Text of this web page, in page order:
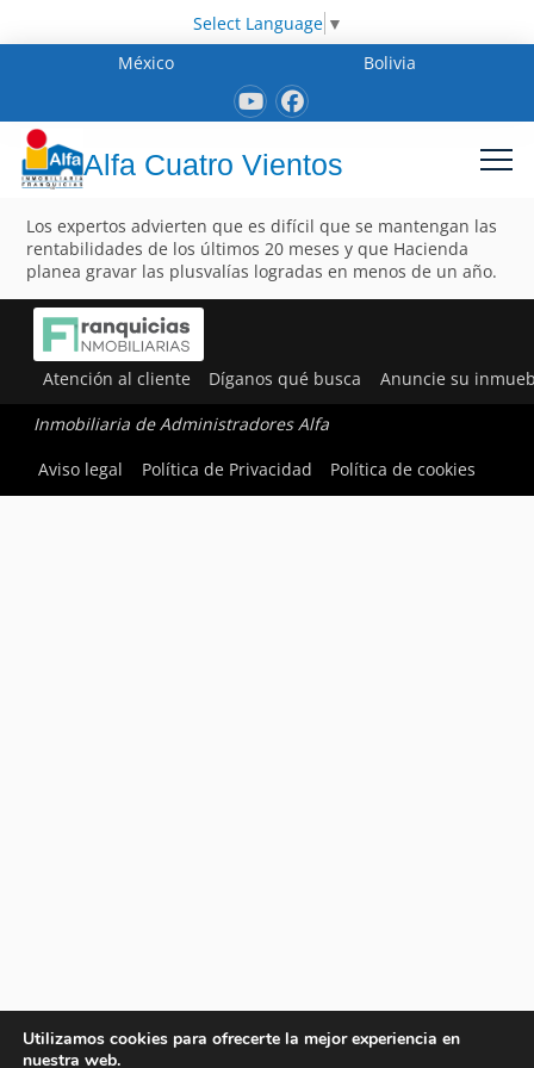
Select Language ▼
México
Bolivia
Alfa Cuatro Vientos
Los expertos advierten que es difícil que se mantengan las
rentabilidades de los últimos 20 meses y que Hacienda
planea gravar las plusvalías logradas en menos de un año.
Atención al cliente Díganos qué busca Anuncie su
Inmobiliaria de Administradores Alfa
Aviso legal
Política de Privacidad Política de cookies
Utilizamos cookies para ofrecerte la mejor experiencia en
nuestra web.